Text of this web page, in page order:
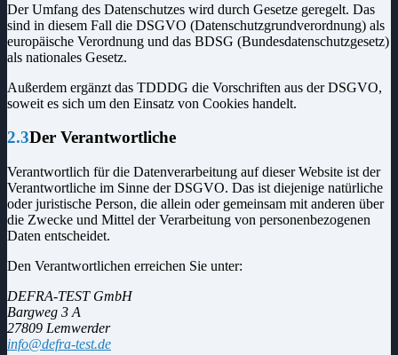
Der Umfang des Datenschutzes wird durch Gesetze geregelt. Das
sind in diesem Fall die DSGVO (Datenschutzgrundverordnung) als
europäische Verordnung und das BDSG (Bundesdatenschutzgesetz)
als nationales Gesetz.
Außerdem ergänzt das TDDDG die Vorschriften aus der DSGVO,
soweit es sich um den Einsatz von Cookies handelt.
2.3Der Verantwortliche
Verantwortlich für die Datenverarbeitung auf dieser Website ist der
Verantwortliche im Sinne der DSGVO. Das ist diejenige natürliche
oder juristische Person, die allein oder gemeinsam mit anderen über
die Zwecke und Mittel der Verarbeitung von personenbezogenen
Daten entscheidet.
Den Verantwortlichen erreichen Sie unter:
DEFRA-TEST GmbH
Bargweg 3 A
27809 Lemwerder
info@defra-test.de